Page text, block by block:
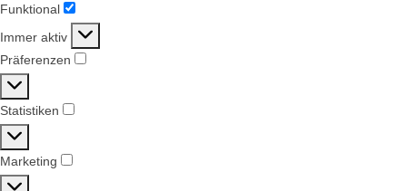
Funktional
Funktional
Immer aktiv
Präferenzen
Präferenzen
Statistiken
Statistiken
Marketing
Marketing